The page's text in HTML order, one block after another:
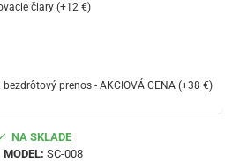
NA SKLADE
MODEL: SC-008
čiary (+12 €)
prenos - AKCIOVÁ CENA (+38 €)